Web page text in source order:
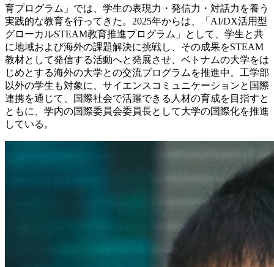
育プログラム」では、学生の表現力・発信力・対話力を養う
実践的な教育を行ってきた。2025年からは、「AI/DX活用型
グローカルSTEAM教育推進プログラム」として、学生と共
に地域および海外の課題解決に挑戦し、その成果をSTEAM
教材として発信する活動へと発展させ、ベトナムの大学をは
じめとする海外の大学との交流プログラムを推進中。工学部
以外の学生も対象に、サイエンスコミュニケーションと国際
連携を通じて、国際社会で活躍できる人材の育成を目指すと
ともに、学内の国際委員会委員長として大学の国際化を推進
している。